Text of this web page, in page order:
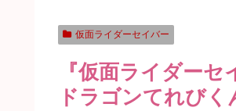
仮面ライダーセイバー
『仮面ライダー
ドラゴンてれびく